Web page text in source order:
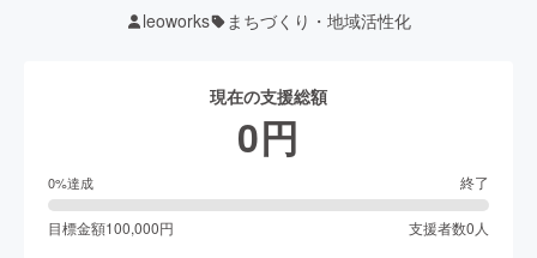
leoworks まちづくり・地域活性化
現在の支援総額
0円
0%達成 終了
目標金額100,000円 支援者数0 人